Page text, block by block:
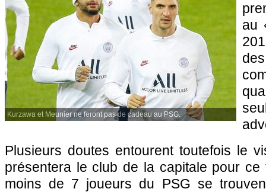
Kurzawa et Meunier ne feront pas de cadeau au PSG.
au
Plusieurs doutes entourent toutefois le
présentera le club de la capitale pour ce
moins de 7 joueurs du PSG se